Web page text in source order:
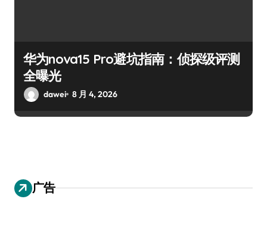
华为nova15 Pro避坑指南：侦探级评测
全曝光
dawei 8 月 4, 2026
广告